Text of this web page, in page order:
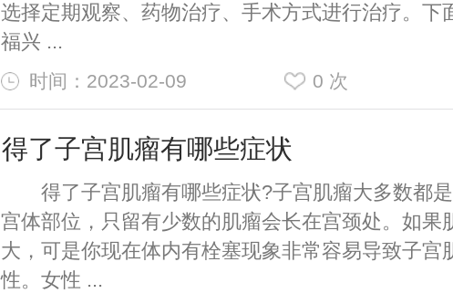
选择定期观察、药物治疗、手术方式进行治疗。下
福兴 ...
时间：2023-02-09 0 次
得了子宫肌瘤有哪些症状
得了子宫肌瘤有哪些症状?子宫肌瘤大多数都
宫体部位，只留有少数的肌瘤会长在宫颈处。如果
大，可是你现在体内有栓塞现象非常容易导致子宫
性。女性 ...